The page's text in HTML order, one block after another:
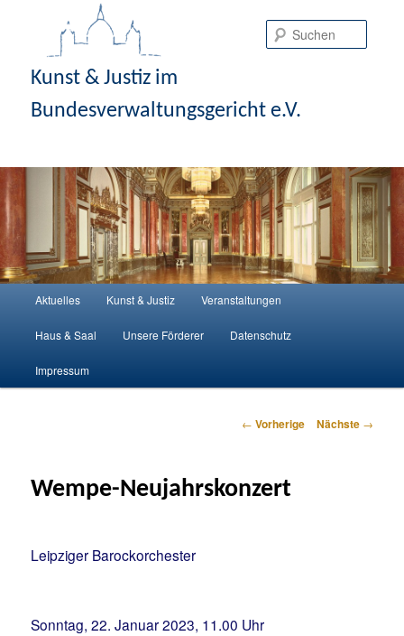
Kunst & Justiz im
Bundesverwaltungsgericht e.V.
Zum Inhalt wechseln
Zum sekundären Inhalt wechseln
Aktuelles Kunst & Justiz Veranstaltungen
Haus & Saal Unsere Förderer Datenschutz
Impressum
Artikelnavigation
← Vorherige Nächste →
Wempe-Neujahrskonzert
Leipziger Barockorchester
Sonntag, 22. Januar 2023, 11.00 Uhr